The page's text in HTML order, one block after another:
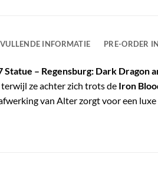
INFORMATIE PRE-ORDER
Statue – Regensburg: Dark Dragon
terwijl ze achter zich trots de Iron
van Alter zorgt voor een